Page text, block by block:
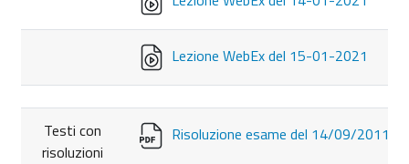
Lezione WebEx del 15-01-2021
Testi con
risoluzioni
Risoluzione esame del 14/09/2011